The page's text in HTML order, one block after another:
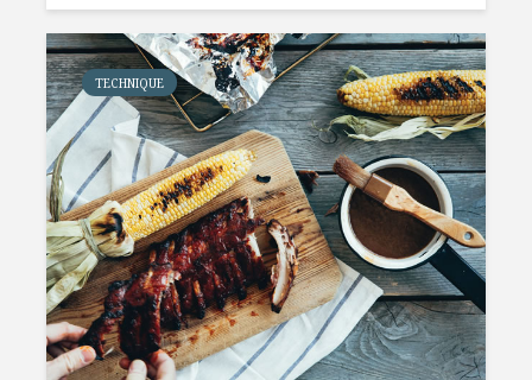
TECHNIQUE